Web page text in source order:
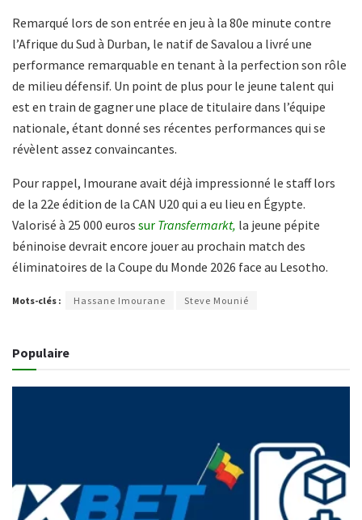
Remarqué lors de son entrée en jeu à la 80e minute contre
l’Afrique du Sud à Durban, le natif de Savalou a livré une
performance remarquable en tenant à la perfection son rôle
de milieu défensif. Un point de plus pour le jeune talent qui
est en train de gagner une place de titulaire dans l’équipe
nationale, étant donné ses récentes performances qui se
révèlent assez convaincantes.
Pour rappel, Imourane avait déjà impressionné le staff lors
de la 22e édition de la CAN U20 qui a eu lieu en Égypte.
Valorisé à 25 000 euros sur Transfermarkt, la jeune pépite
béninoise devrait encore jouer au prochain match des
éliminatoires de la Coupe du Monde 2026 face au Lesotho.
Mots-clés : Hassane Imourane Steve Mounié
Populaire